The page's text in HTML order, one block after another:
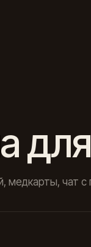
медкарты, чат